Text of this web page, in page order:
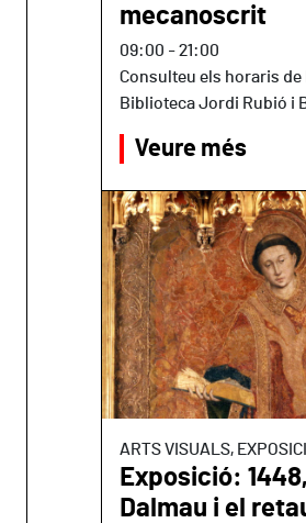
mecanoscrit
09:00 -21:00
Consulteu els horaris
Biblioteca Jordi Rubió i
Veure més
ARTS VISUALS,
Exposició:
Dalmau i el